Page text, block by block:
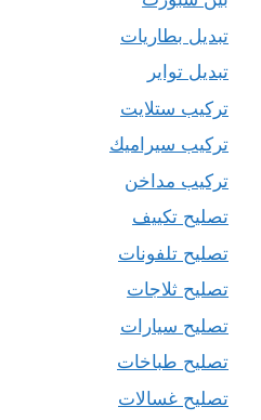
تبديل بطاريات
تبديل تواير
تركيب ستلايت
تركيب سيراميك
تركيب مداخن
تصليح تكييف
تصليح تلفونات
تصليح ثلاجات
تصليح سيارات
تصليح طباخات
تصليح غسالات